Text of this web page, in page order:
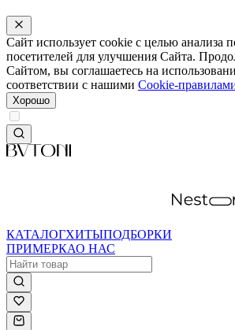
Сайт использует cookie с целью анализа
посетителей для улучшения Сайта.
Сайтом, вы соглашаетесь на
соответствии с нашими Cookie-
Хорошо
КАТАЛОГХИТЫПОДБОРКИ
ПРИМЕРКАО НАС